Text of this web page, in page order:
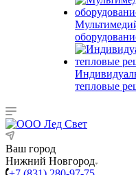
тепловые
Ваш город
Нижний Новгород